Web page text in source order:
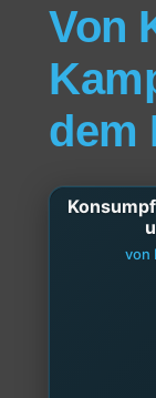
Von
dem
von